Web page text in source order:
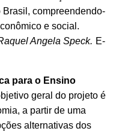
compreendendo-
e social.
Angela Speck. E-
para o Ensino
geral do projeto é
a partir de uma
alternativas dos